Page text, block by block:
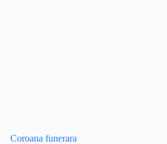
Coroana funerara